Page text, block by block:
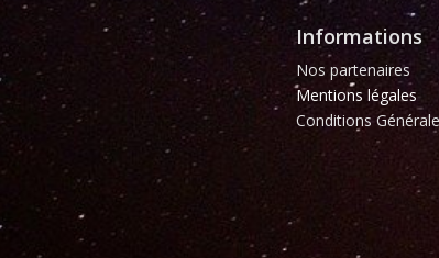
Informations
Nos partenaires
Mentions légales
Conditions